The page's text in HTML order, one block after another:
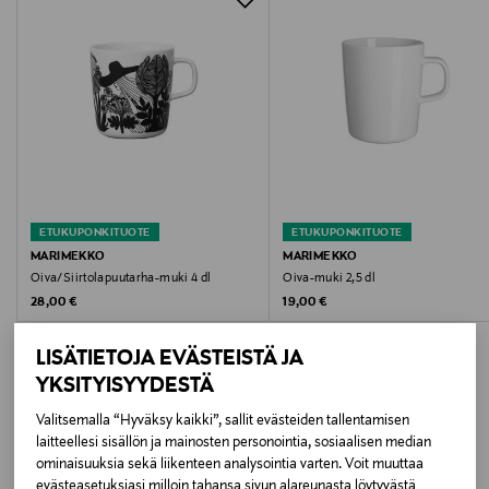
LISÄTIETOJA EVÄSTEISTÄ JA
YKSITYISYYDESTÄ
Valitsemalla “Hyväksy kaikki”, sallit evästeiden tallentamisen
laitteellesi sisällön ja mainosten personointia, sosiaalisen median
ominaisuuksia sekä liikenteen analysointia varten. Voit muuttaa
4 dl
Valmistajan tuotenumero
Valmistaja
Marimekko Oyj
Valmistajan osoite
ETUKUPONKITUOTE
MARIMEKKO
Oiva/Siirtolapuutarha-muki 4 dl
Original Price
28,00 €
ETUKUPONKITUOTE
MARIMEKKO
Oiva-muki 2,5 dl
Original Price
19,00 €
LISÄÄ KIINNOSTAVIA